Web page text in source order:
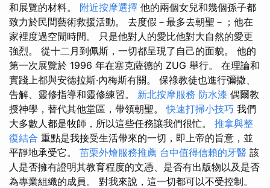
和展覽的材料。 附近按摩選擇 他的兩個女兒和幾個孫子都
致力於民間藝術救援活動。 去度假－最多去朝聖－；他在
家裡度過空閒時間。 只是他對人的愛比他對大自然的愛更
強烈。 從十二月到佩斯，一切都呈現了自己的面貌。 他的
第一次展覽於 1996 年在塞克薩德的 ZUG 舉行。 在理論和
實踐上都與安德拉斯·內梅斯有關。 保祿教徒也進行彌撒、
告解、靈修指導和靈修練習。 新北按摩服務 防水漆 偶爾教
授神學，替代其他堂區，帶領朝聖。快速打掃小技巧 我們
大多數人都是牧師，所以這些任務讓我們很忙。 推拿與整
復結合 重點是我接受生活帶來的一切，即上帝的旨意，並
平靜地承受它。 苗栗外燴服務推薦 台中值得信賴的牙醫 該
人是否擁有證明其教育程度的文憑、是否有出版物以及是否
為專業組織的成員。 對我來說，這一切都可以不受控制。